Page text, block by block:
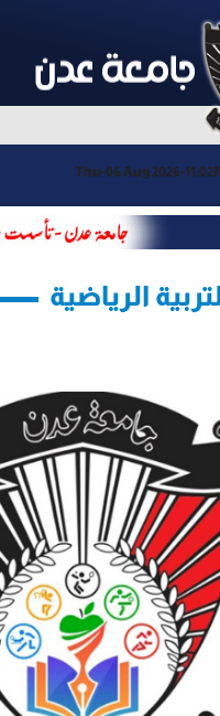
Thu-06 Aug 2026-
الرياضية